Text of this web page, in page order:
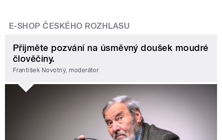
E-SHOP ČESKÉHO ROZHLASU
Přijměte pozvání na úsměvný doušek moudré
člověčiny.
František Novotný, moderátor